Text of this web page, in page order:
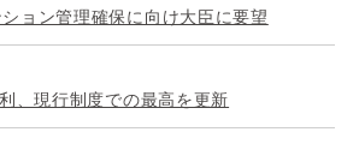
ョン管理確保に向け大臣に要望
、現行制度での最高を更新